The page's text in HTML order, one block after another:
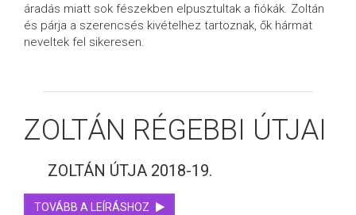
áradás miatt sok fészekben elpusztultak a fiókák. Zoltán
és párja a szerencsés kivételhez tartoznak, ők hármat
neveltek fel sikeresen.
ZOLTÁN RÉGEBBI ÚTJAI
ZOLTÁN ÚTJA 2018-19.
TOVÁBB A LEÍRÁSHOZ